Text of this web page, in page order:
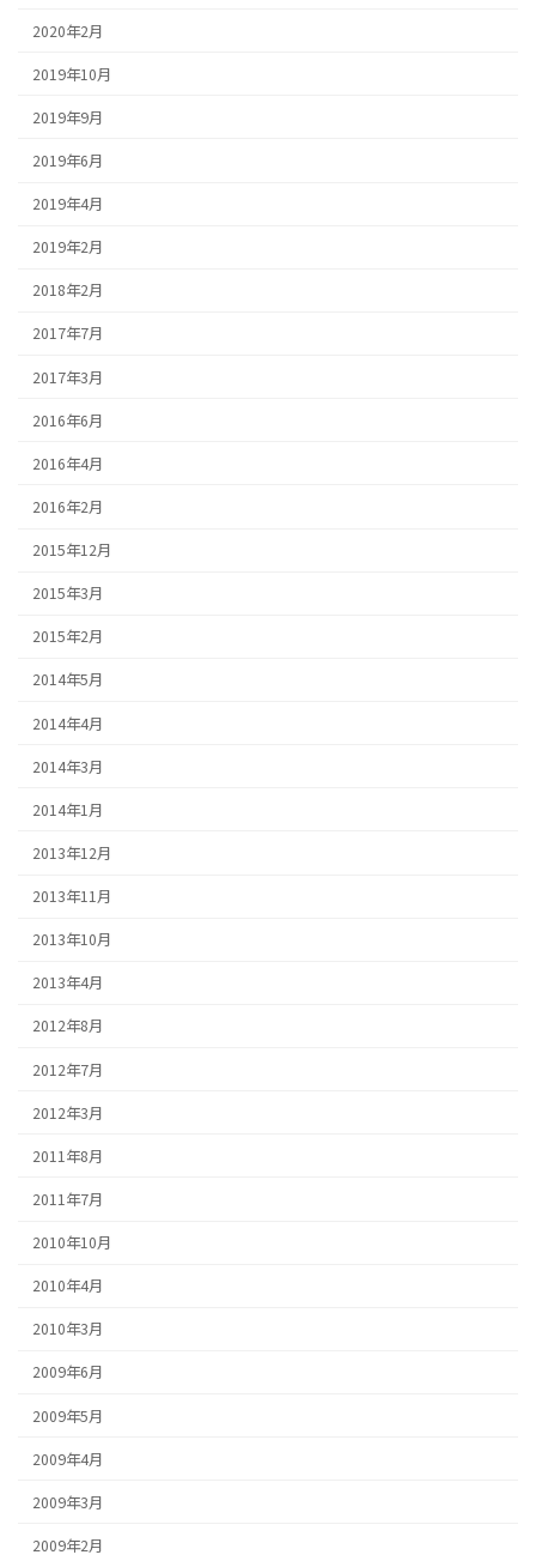
2020年2月
2019年10月
2019年9月
2019年6月
2019年4月
2019年2月
2018年2月
2017年7月
2017年3月
2016年6月
2016年4月
2016年2月
2015年12月
2015年3月
2015年2月
2014年5月
2014年4月
2014年3月
2014年1月
2013年12月
2013年11月
2013年10月
2013年4月
2012年8月
2012年7月
2012年3月
2011年8月
2011年7月
2010年10月
2010年4月
2010年3月
2009年6月
2009年5月
2009年4月
2009年3月
2009年2月